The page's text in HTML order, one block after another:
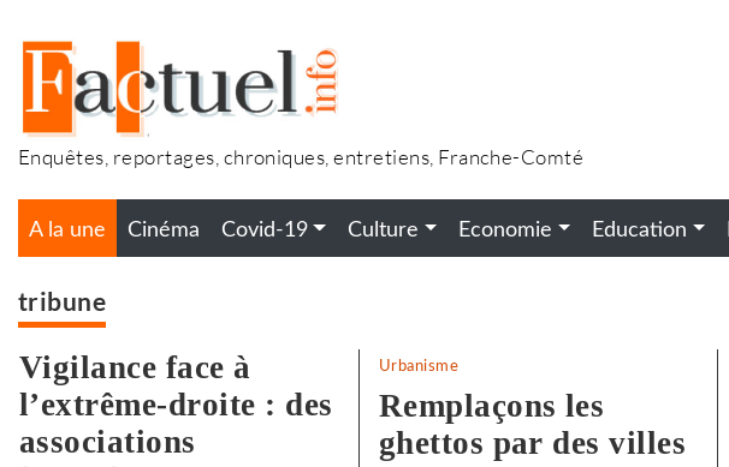
contenu
Enquêtes, reportages, chroniques, entretiens, Franche-Comté
A la une Cinéma Covid-19 Culture Economie Education
tribune
Vigilance face à
l’extrême-droite : des
associations
Urbanisme
Remplaçons les
ghettos par des villes